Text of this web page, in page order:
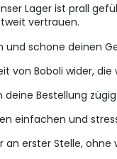
Lager ist prall
vertrauen.
schone deinen
von Boboli wider, die
Bestellung
einfachen und
erster Stelle, ohne